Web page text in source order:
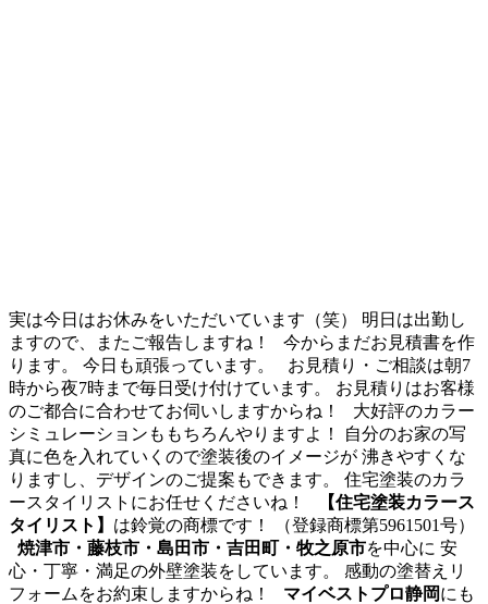
実は今日はお休みをいただいています（笑） 明日は出勤し
ますので、またご報告しますね！ 今からまだお見積書を作
ります。 今日も頑張っています。 お見積り・ご相談は朝7
時から夜7時まで毎日受け付けています。 お見積りはお客様
のご都合に合わせてお伺いしますからね！ 大好評のカラー
シミュレーションももちろんやりますよ！ 自分のお家の写
真に色を入れていくので塗装後のイメージが 沸きやすくな
りますし、デザインのご提案もできます。 住宅塗装のカラ
ースタイリストにお任せくださいね！
【住宅塗装カラース
タイリスト】 は鈴覚の商標です！ （登録商標第5961501号）
焼津市・藤枝市・島田市・吉田町・牧之原市を中心に 安
心・丁寧・満足の外壁塗装をしています。 感動の塗替えリ
フォームをお約束しますからね！ マイベストプロ静岡にも